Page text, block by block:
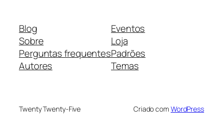
Blog
Sobre
Perguntas frequentes
Autores
Eventos
Loja
Padrões
Temas
Twenty Twenty-Five Criado com WordPress